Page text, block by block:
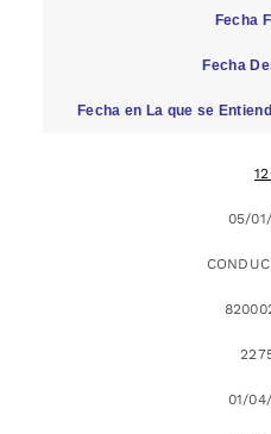
Fecha
Fecha
Fecha en La que se
05/
01/